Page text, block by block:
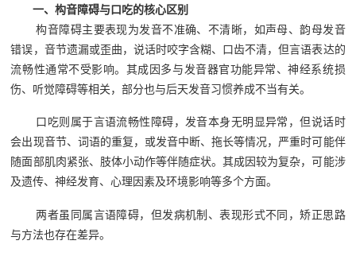
一、构音障碍与口吃的核心区别
构音障碍主要表现为发音不准确、不清晰，如声母、韵母发音
错误，音节遗漏或歪曲，说话时咬字含糊、口齿不清，但言语表达的
流畅性通常不受影响。其成因多与发音器官功能异常、神经系统损
伤、听觉障碍等相关，部分也与后天发音习惯养成不当有关。
口吃则属于言语流畅性障碍，发音本身无明显异常，但说话时
会出现音节、词语的重复，或发音中断、拖长等情况，严重时可能伴
随面部肌肉紧张、肢体小动作等伴随症状。其成因较为复杂，可能涉
及遗传、神经发育、心理因素及环境影响等多个方面。
两者虽同属言语障碍，但发病机制、表现形式不同，矫正思路
与方法也存在差异。